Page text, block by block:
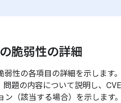
脆弱性の詳細
性の各項目の詳細を示します
題の内容について説明し、
ン（該当する場合）を示します